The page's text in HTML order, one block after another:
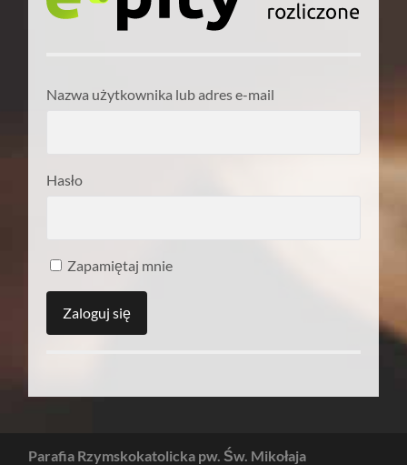
Nazwa użytkownika lub adres e-mail
Hasło
Zapamiętaj mnie
Parafia Rzymskokatolicka pw. Św. Mikołaja